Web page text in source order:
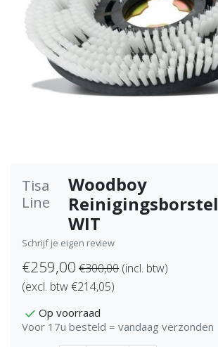
Tisa
Line
Woodboy
Reinigingsborstel
WIT
Schrijf je eigen review
€259,00 €300,00 (incl. btw)
(excl. btw €214,05)
Op voorraad
Voor 17u besteld = vandaag verzonden